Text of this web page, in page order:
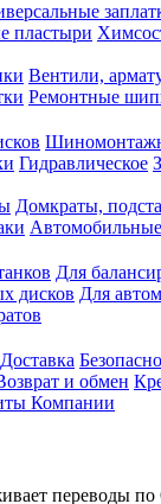
пластыри
Вентили,
Ремонтные
Гидравлическое
Домкраты,
Для
дисков Для
Доставка
и обмен
Компании
переводы